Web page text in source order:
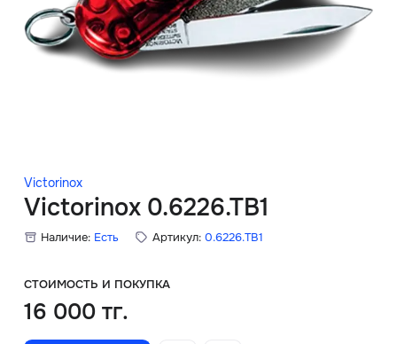
Victorinox
Victorinox 0.6226.TB1
Наличие: Есть Артикул: 0.6226.TB1
СТОИМОСТЬ И ПОКУПКА
16 000 тг.
Каталог
Мужские часы
Главная
О нас